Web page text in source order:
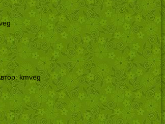
kmveg